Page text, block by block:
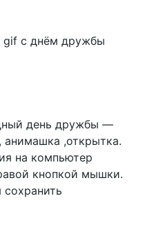
день дружбы —
анимашка ,открытка.
на компьютер
кнопкой мышки.
сохранить